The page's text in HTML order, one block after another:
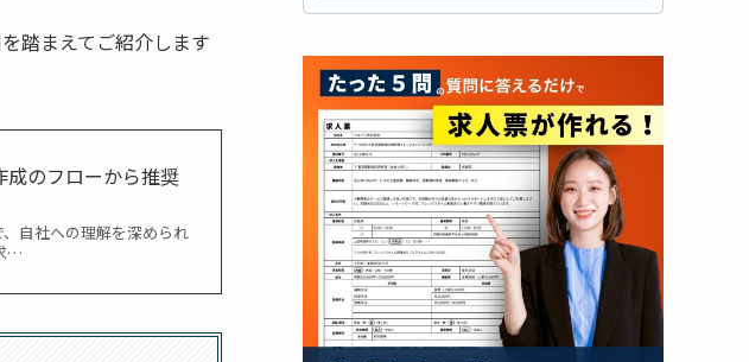
踏まえてご紹介します
成のフローから推奨
自社への理解を深められ
…
営業職の採用支援はこちら
した企業を七つ集めました！
外資系の採用支援はこちら
外資系企業の採用支援を行っている
会社はこちらから！
›